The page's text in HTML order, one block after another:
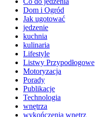
Dom i Ogród
Jak ugotować
jedzenie
kuchnia
kulinaria
Lifestyle
Listwy Przypodłogowe
Motoryzacja
Porady
Publikacje
Technologia
wnętrza
wykończenia wnętrz